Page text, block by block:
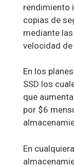
rendimiento
copias de
mediante
velocidad
En los
SSD los
que
por $6
En